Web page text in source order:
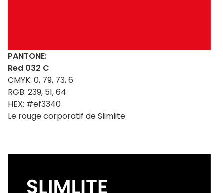
PANTONE:
Red 032 C
CMYK: 0, 79, 73, 6
RGB: 239, 51, 64
HEX: #ef3340
Le rouge corporatif de Slimlite